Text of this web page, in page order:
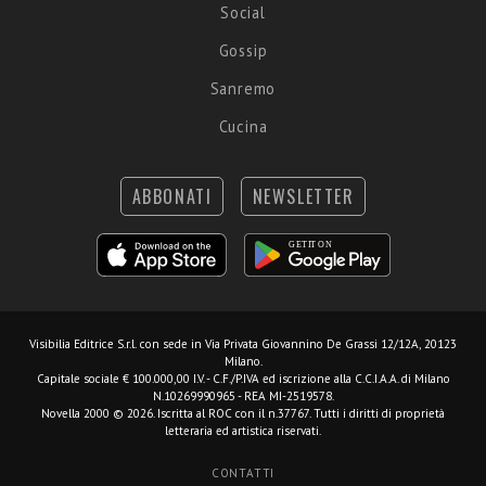
Social
Gossip
Sanremo
Cucina
ABBONATI NEWSLETTER
Visibilia Editrice S.r.l. con sede in Via Privata Giovannino De Grassi 12/12A, 20123
Milano.
Capitale sociale € 100.000,00 I.V. - C.F./P.IVA ed iscrizione alla C.C.I.A.A. di Milano
N.10269990965 - REA MI-2519578.
Novella 2000 © 2026. Iscritta al ROC con il n.37767. Tutti i diritti di proprietà
letteraria ed artistica riservati.
CONTATTI